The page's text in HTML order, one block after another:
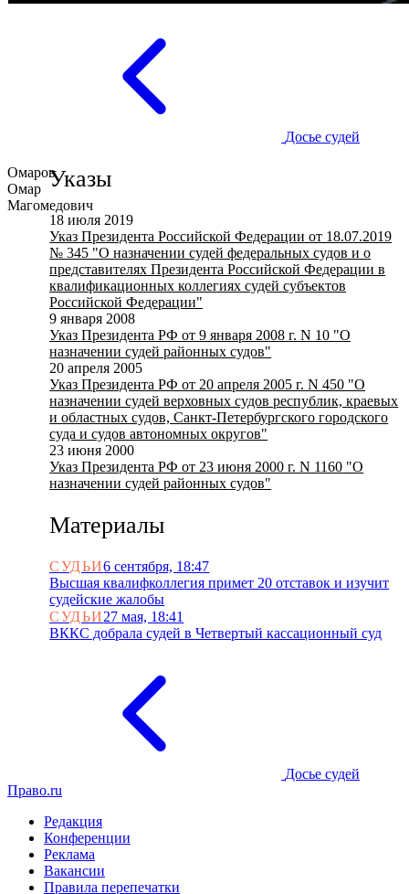
Досье судей
Омаров
Омар
Магомедович
Указы
18 июля 2019
Указ Президента Российской Федерации от 18.07.2019
№ 345 "О назначении судей федеральных судов и о
представителях Президента Российской Федерации в
квалификационных коллегиях судей субъектов
Российской Федерации"
9 января 2008
Указ Президента РФ от 9 января 2008 г. N 10 "О
назначении судей районных судов"
20 апреля 2005
Указ Президента РФ от 20 апреля 2005 г. N 450 "О
назначении судей верховных судов республик, краевых
и областных судов, Санкт-Петербургского городского
суда и судов автономных округов"
23 июня 2000
Указ Президента РФ от 23 июня 2000 г. N 1160 "О
назначении судей районных судов"
Материалы
СУДЬИ6 сентября, 18:47
Высшая квалифколлегия примет 20 отставок и изучит
судейские жалобы
СУДЬИ27 мая, 18:41
ВККС добрала судей в Четвертый кассационный суд
Досье судей
Право.ru
Редакция
Конференции
Реклама
Вакансии
Правила перепечатки